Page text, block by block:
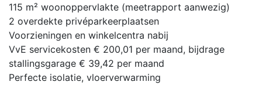
115 m² woonoppervlakte (meetrapport aanwezig)
2 overdekte privéparkeerplaatsen
Voorzieningen en winkelcentra nabij
VvE servicekosten € 200,01 per maand, bijdrage
stallingsgarage € 39,42 per maand
Perfecte isolatie, vloerverwarming